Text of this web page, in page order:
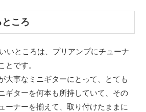
ころ
いところは、プリアンプにチューナ
とです。
事なミニギターにとって、とても
ギターを何本も所持していて、その
ーナーを揃えて、取り付けたままに